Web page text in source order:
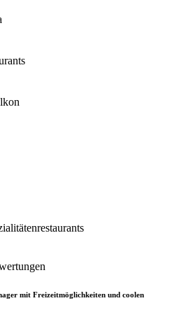
mit Freizeitmöglichkeiten und coolen